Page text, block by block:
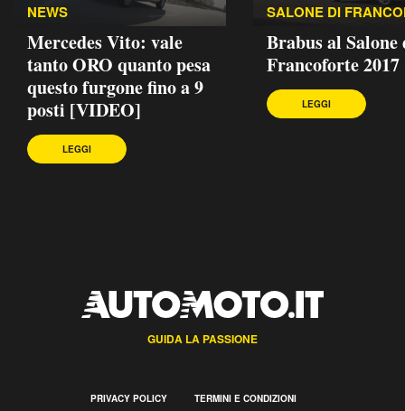
NEWS
Mercedes Vito: vale
tanto ORO quanto pesa
questo furgone fino a 9
posti [VIDEO]
LEGGI
SALONE DI
Brabus al Salone
Francoforte 2017
LEGGI
GUIDA LA PASSIONE
PRIVACY POLICY TERMINI E CONDIZIONI